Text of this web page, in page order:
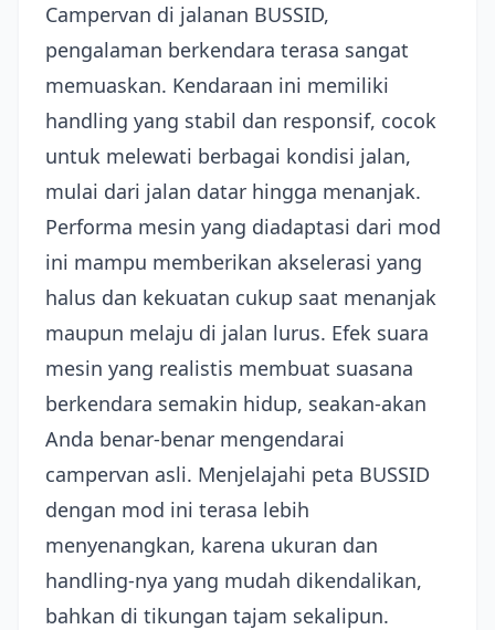
Campervan di jalanan BUSSID,
pengalaman berkendara terasa sangat
memuaskan. Kendaraan ini memiliki
handling yang stabil dan responsif, cocok
untuk melewati berbagai kondisi jalan,
mulai dari jalan datar hingga menanjak.
Performa mesin yang diadaptasi dari mod
ini mampu memberikan akselerasi yang
halus dan kekuatan cukup saat menanjak
maupun melaju di jalan lurus. Efek suara
mesin yang realistis membuat suasana
berkendara semakin hidup, seakan-akan
Anda benar-benar mengendarai
campervan asli. Menjelajahi peta BUSSID
dengan mod ini terasa lebih
menyenangkan, karena ukuran dan
handling-nya yang mudah dikendalikan,
bahkan di tikungan tajam sekalipun.